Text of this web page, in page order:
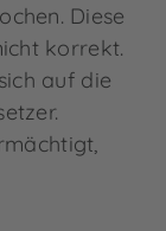
Diese
korrekt.
auf die